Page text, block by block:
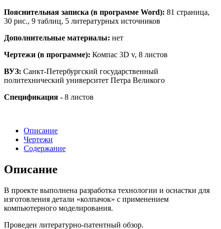
Пояснительная записка (в программе Word): 81 страница,
30 рис., 9 таблиц, 5 литературных источников
Дополнительные материалы: нет
Чертежи (в программе): Компас 3D v, 8 листов
ВУЗ: Санкт-Петербургский государственный
политехнический университет Петра Великого
Спецификация - 8 листов
Описание
Чертежи
Содержание
Описание
В проекте выполнена разработка технологии и оснастки для
изготовления детали «колпачок» с применением
компьютерного моделирования.
Проведен литературно-патентный обзор.